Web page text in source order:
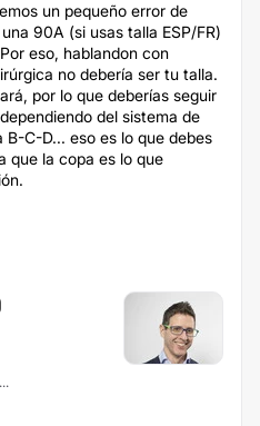
un pequeño error de
90A (si usas talla ESP/FR)
eso, hablandon con
no debería ser tu talla.
por lo que deberías seguir
del sistema de
C-D... eso es lo que debes
que la copa es lo que